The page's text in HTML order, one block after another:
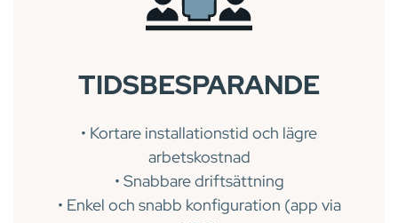
TIDSBESPARANDE
• Kortare installationstid och lägre
arbetskostnad
• Snabbare driftsättning
• Enkel och snabb konfiguration (app via